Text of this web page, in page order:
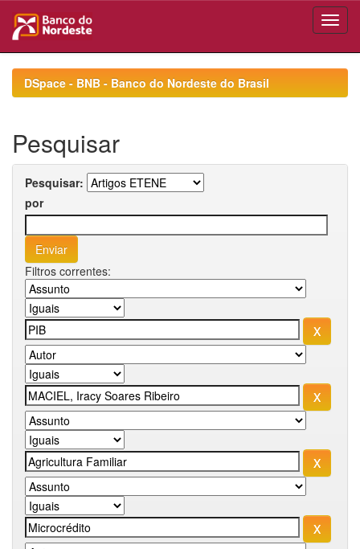
navigationDSpace - BNB - Banco do Nordeste do Brasil
Pesquisar
Pesquisar:
por
Filtros correntes: